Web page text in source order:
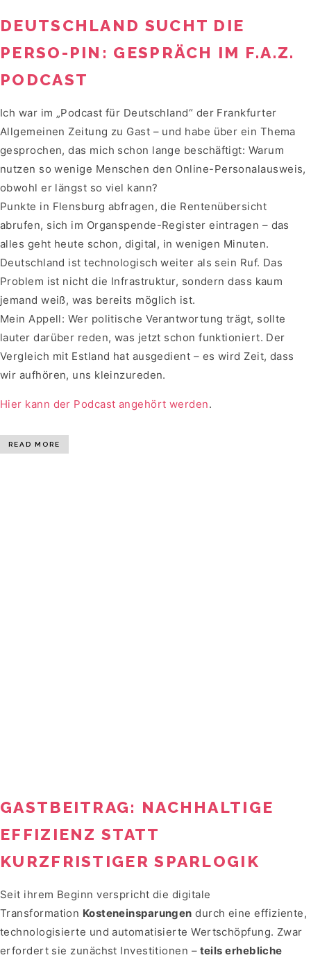
DEUTSCHLAND SUCHT DIE
PERSO-PIN: GESPRÄCH IM F.A.Z.
PODCAST
Ich war im „Podcast für Deutschland“ der Frankfurter
Allgemeinen Zeitung zu Gast – und habe über ein Thema
gesprochen, das mich schon lange beschäftigt: Warum
nutzen so wenige Menschen den Online-Personalausweis,
obwohl er längst so viel kann?
Punkte in Flensburg abfragen, die Rentenübersicht
abrufen, sich im Organspende-Register eintragen – das
alles geht heute schon, digital, in wenigen Minuten.
Deutschland ist technologisch weiter als sein Ruf. Das
Problem ist nicht die Infrastruktur, sondern dass kaum
jemand weiß, was bereits möglich ist.
Mein Appell: Wer politische Verantwortung trägt, sollte
lauter darüber reden, was jetzt schon funktioniert. Der
Vergleich mit Estland hat ausgedient – es wird Zeit, dass
wir aufhören, uns kleinzureden.
Hier kann der Podcast angehört werden.
READ MORE
GASTBEITRAG: NACHHALTIGE
EFFIZIENZ STATT
KURZFRISTIGER SPARLOGIK
Seit ihrem Beginn verspricht die digitale
Transformation Kosteneinsparungen durch eine effiziente,
technologisierte und automatisierte Wertschöpfung. Zwar
erfordert sie zunächst Investitionen – teils erhebliche